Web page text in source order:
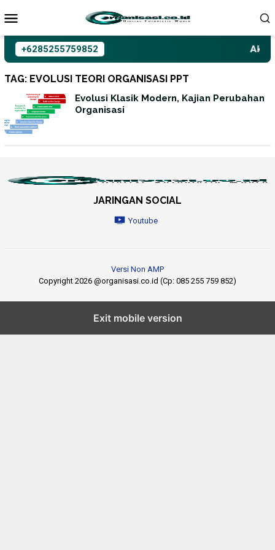
ke
+6285255759852
TAG: EVOLUSI TEORI ORGANISASI PPT
Evolusi Klasik Modern, Kajian Perubahan
Organisasi
JARINGAN SOCIAL
Youtube
Versi Non AMP
Copyright 2026 @organisasi.co.id (Cp: 085 255 759 852)
Exit mobile version